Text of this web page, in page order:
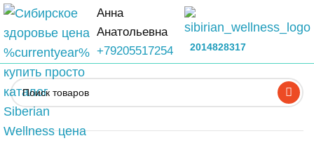
Анна
Анатольевна
+79205517254
2014828317